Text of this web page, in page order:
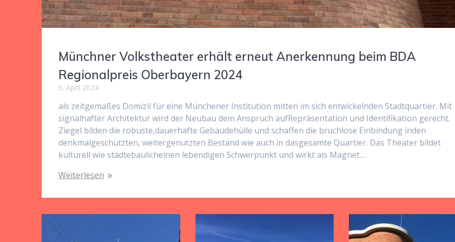
Münchner Volkstheater erhält erneut Anerkennung beim BDA
Regionalpreis Oberbayern 2024
5. April 2024
als zeitgemäßes Domizil für eine Münchener Institution mitten im sich entwickelnden Stadtquartier. Mit
signalhafter Architektur wird der Neubau dem Anspruch aufRepräsentation und Identifikation gerecht.
Ziegel bilden die robuste,dauerhafte Gebäudehülle und schaffen die bruchlose Einbindung inden
denkmalgeschützten, weitergenutzten Bestand wie auch in dasgesamte Quartier. Das Theater bildet
kulturell wie städtebaulicheinen lebendigen Schwerpunkt und wirkt als Magnet.…
Weiterlesen